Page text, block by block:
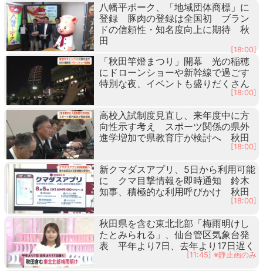
八幡平ポーク、「地域団体商標」に
登録 豚肉の登録は全国初 ブラン
ドの信頼性・知名度向上に期待 秋
田
[18:00]
「秋田竿燈まつり」開幕 光の稲穂
にドローンショーや新幹線で過ごす
特別な夜、イベントも盛りだくさん
[18:00]
高校入試制度見直し、来年度中に方
向性示す考え スポーツ関係の県外
進学増加で県教育庁が検討へ 秋田
[18:00]
新クマダスアプリ、5日から利用可能
に クマ目撃情報を即時通知 鈴木
知事、積極的な利用呼びかけ 秋田
[18:00]
秋田県を含む東北北部「梅雨明けし
たとみられる」、仙台管区気象台発
表 平年より7日、去年より17日遅く
[11:45] ※静止画のみ